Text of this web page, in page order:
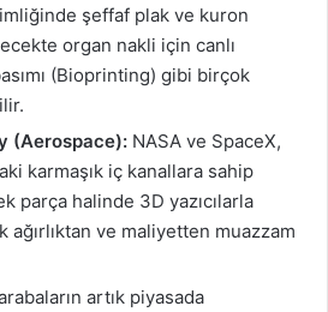
şeffaf plak ve kuron
organ nakli için canlı
(Bioprinting) gibi birçok
(Aerospace): NASA ve SpaceX,
karmaşık iç kanallara sahip
parça halinde 3D yazıcılarla
ve maliyetten muazzam
artık piyasada